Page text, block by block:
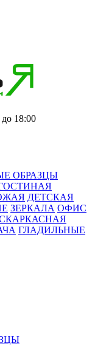
18:00
ОБРАЗЦЫ
ДЕТСКАЯ
ЗЕРКАЛА ОФИС
ГЛАДИЛЬНЫЕ